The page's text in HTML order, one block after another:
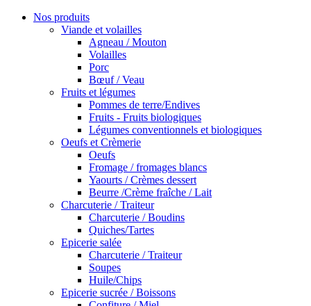
Nos produits
Viande et volailles
Agneau / Mouton
Volailles
Porc
Bœuf / Veau
Fruits et légumes
Pommes de terre/Endives
Fruits - Fruits biologiques
Légumes conventionnels et biologiques
Oeufs et Crèmerie
Oeufs
Fromage / fromages blancs
Yaourts / Crèmes dessert
Beurre /Crème fraîche / Lait
Charcuterie / Traiteur
Charcuterie / Boudins
Quiches/Tartes
Epicerie salée
Charcuterie / Traiteur
Soupes
Huile/Chips
Epicerie sucrée / Boissons